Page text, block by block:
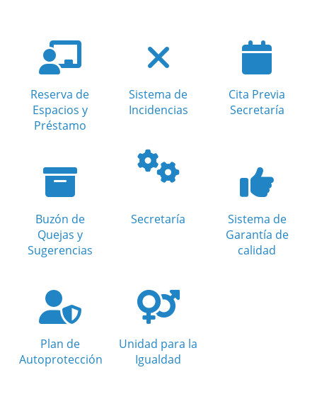
Reserva de
Espacios y
Préstamo
Sistema de
Incidencias
Cita Previa
Secretaría
Buzón de
Quejas y
Sugerencias
Secretaría
Sistema de
Garantía de
calidad
Plan de
Autoprotección
Unidad para la
Igualdad